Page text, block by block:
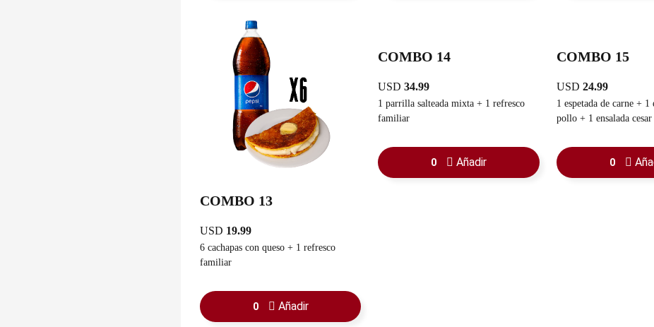
COMBO 13
USD 19.99
6 cachapas con queso + 1 refresco
familiar
0 Añadir
COMBO 14
USD34.99
1 parrilla salteada mixta + 1 refresco
familiar
0 Añadir
COMBO 15
USD 24.99
1 espetada de carne + 1 espetada de
pollo + 1 ensalada cesar + 1 rac. yuca
guasacaca
0